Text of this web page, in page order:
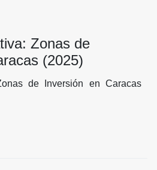
Zonas de
(2025)
de Inversión en Caracas